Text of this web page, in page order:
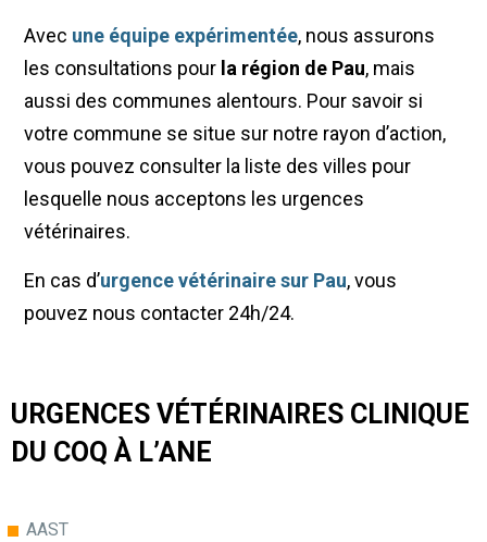
Avec une équipe expérimentée, nous assurons
les consultations pour la région de Pau, mais
aussi des communes alentours. Pour savoir si
votre commune se situe sur notre rayon d’action,
vous pouvez consulter la liste des villes pour
lesquelle nous acceptons les urgences
vétérinaires.
En cas d’urgence vétérinaire sur Pau, vous
pouvez nous contacter 24h/24.
URGENCES VÉTÉRINAIRES CLINIQUE
DU COQ À L’ANE
AAST